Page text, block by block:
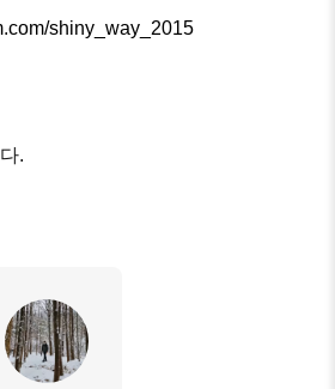
shiny_way_2015
.